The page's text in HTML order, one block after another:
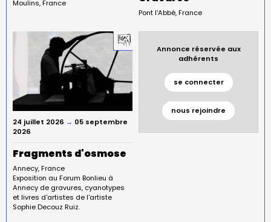
Moulins France
Pont l'Abbé France
24 juillet 2026 → 05 septembre
2026
Fragments d'osmose
Annecy France
Exposition au Forum Bonlieu à
Annecy de gravures, cyanotypes
et livres d'artistes de l'artiste
Sophie Decouz Ruiz.
Annonce réservée aux
adhérents
se connecter
nous rejoindre